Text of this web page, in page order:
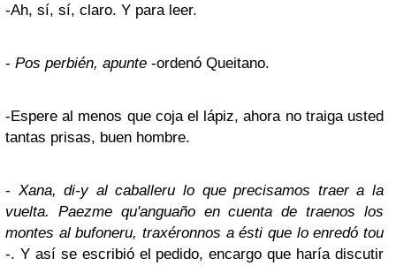
-Ah, sí, sí, claro. Y para leer.
- Pos perbién, apunte -ordenó Queitano.
-Espere al menos que coja el lápiz, ahora no traiga usted
tantas prisas, buen hombre.
- Xana, di-y al caballeru lo que precisamos traer a la
vuelta. Paezme qu'anguaño en cuenta de traenos los
montes al bufoneru, traxéronnos a ésti que lo enredó tou
-. Y así se escribió el pedido, encargo que haría discutir